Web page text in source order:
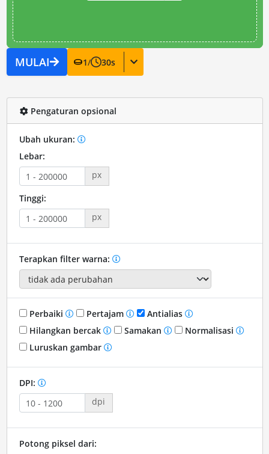
MULAI 1/ 30s
Pengaturan opsional
Ubah ukuran:
Lebar:
px
Tinggi:
px
Terapkan filter warna:
Perbaiki Pertajam
Antialias
Hilangkan bercak
Samakan
Normalisasi
Luruskan gambar
DPI:
dpi
Potong piksel dari: